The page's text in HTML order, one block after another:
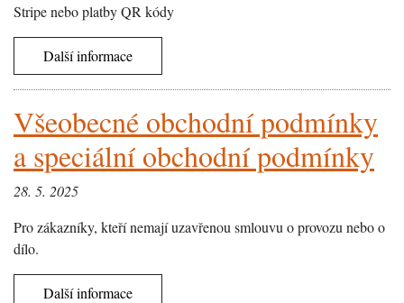
Stripe nebo platby QR kódy
Další informace
Všeobecné obchodní podmínky
a speciální obchodní podmínky
28. 5. 2025
Pro zákazníky, kteří nemají uzavřenou smlouvu o provozu nebo o
dílo.
Další informace